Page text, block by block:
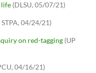
life (DLSU, 05/07/21)
STPA, 04/24/21)
on red-tagging (UP
04/16/21)